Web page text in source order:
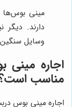
مینی بوس‌ها
دارند. دیگر
وسایل
اجاره
مناسب
اجاره مینی بوس